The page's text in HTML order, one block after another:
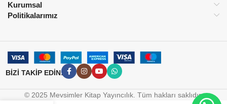
Kurumsal
Politikalarımız
BİZİ TAKİP EDİN:
© 2025 Mevsimler Kitap Yayıncılık. Tüm hakları saklıdır.